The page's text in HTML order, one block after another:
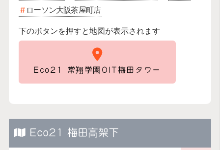
ローソン大阪茶屋町店
下のボタンを押すと地図が表示されます
Eco21 常翔学園OIT梅田タワー
Eco21 梅田高架下